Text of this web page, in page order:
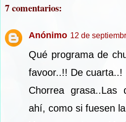
7 comentarios:
Anónimo 12 de
Qué programa de
favoor..!! De cuarta..!
Chorrea grasa..Las
ahí, como si fuesen